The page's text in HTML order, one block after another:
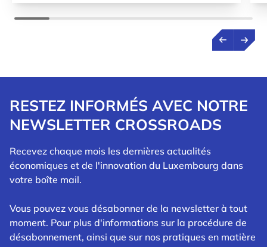
RESTEZ INFORMÉS AVEC NOTRE
NEWSLETTER CROSSROADS
Recevez chaque mois les dernières actualités
économiques et de l'innovation du Luxembourg dans
votre boîte mail.
Vous pouvez vous désabonner de la newsletter à tout
moment. Pour plus d'informations sur la procédure de
désabonnement, ainsi que sur nos pratiques en matière